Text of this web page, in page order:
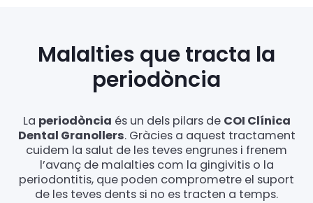
Malalties que tracta la
periodòncia
La periodòncia és un dels pilars de COI Clínica
Dental Granollers. Gràcies a aquest tractament
cuidem la salut de les teves engrunes i frenem
l’avanç de malalties com la gingivitis o la
periodontitis, que poden comprometre el suport
de les teves dents si no es tracten a temps.